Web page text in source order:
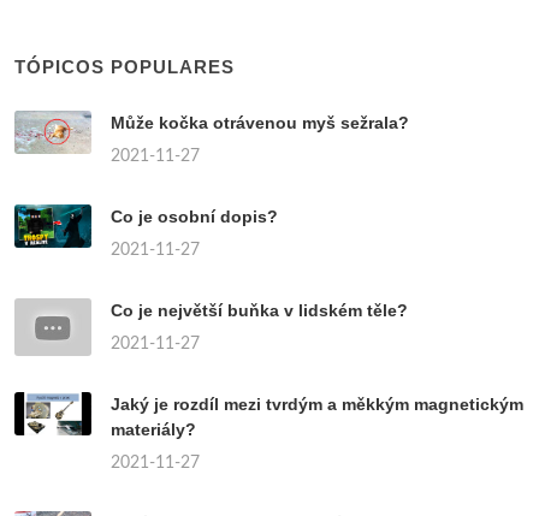
TÓPICOS POPULARES
Může kočka otrávenou myš sežrala?
2021-11-27
Co je osobní dopis?
2021-11-27
Co je největší buňka v lidském těle?
2021-11-27
Jaký je rozdíl mezi tvrdým a měkkým magnetickým
materiály?
2021-11-27